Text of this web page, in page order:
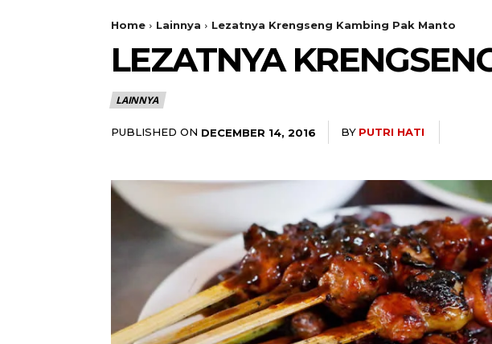
Home Lainnya Lezatnya Krengseng Kambing Pak Manto
LEZATNYA
LAINNYA
PUBLISHED ON DECEMBER 14, 2016 BY PUTRI HATI